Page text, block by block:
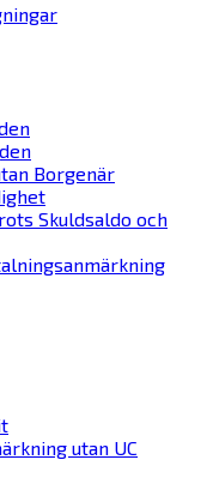
Borgenär
Skuldsaldo och
utan UC